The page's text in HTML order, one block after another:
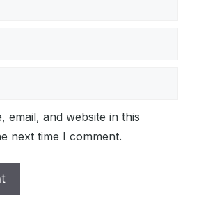
email, and website in this
next time I comment.